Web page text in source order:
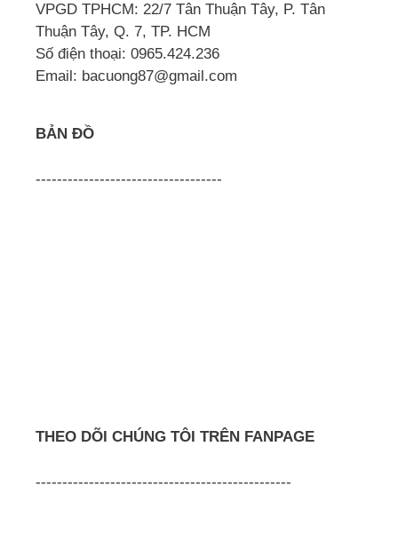
VPGD TPHCM: 22/7 Tân Thuận Tây, P. Tân
Thuận Tây, Q. 7, TP. HCM
Số điện thoại: 0965.424.236
Email: bacuong87@gmail.com
BẢN ĐỒ
-----------------------------------
THEO DÕI CHÚNG TÔI TRÊN FANPAGE
------------------------------------------------